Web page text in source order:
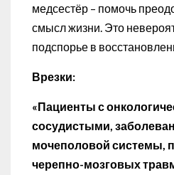
медсестёр – помочь
смысл жизни. Это
подспорье в
Врезки:
«Пациенты с
сосудистыми,
мочеполовой системы,
черепно-мозговых